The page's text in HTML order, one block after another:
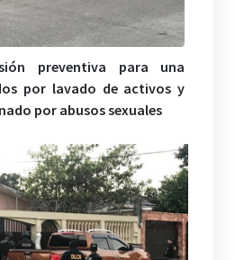
preventiva para una
por lavado de activos y
por abusos sexuales